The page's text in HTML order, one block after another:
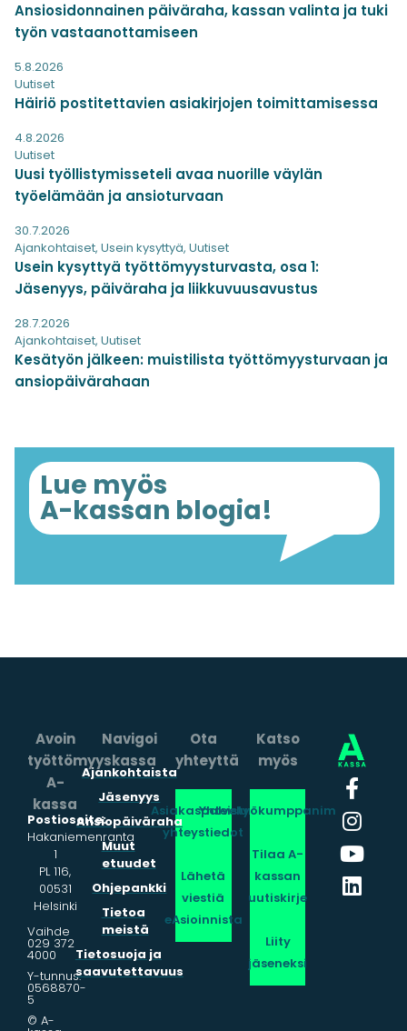
Ansiosidonnainen päiväraha, kassan valinta ja tuki
työn vastaanottamiseen
5.8.2026
Uutiset
Häiriö postitettavien asiakirjojen toimittamisessa
4.8.2026
Uutiset
Uusi työllistymisseteli avaa nuorille väylän
työelämään ja ansioturvaan
30.7.2026
Ajankohtaiset, Usein kysyttyä, Uutiset
Usein kysyttyä työttömyysturvasta, osa 1:
Jäsenyys, päiväraha ja liikkuvuusavustus
28.7.2026
Ajankohtaiset, Uutiset
Kesätyön jälkeen: muistilista työttömyysturvaan ja
ansiopäivärahaan
Lue myös
A-kassan blogia!
Avoin
työttömyyskassa
A-
kassa
Postiosoite:
Hakaniemenranta
1
PL 116,
00531
Helsinki
Vaihde
029 372
4000
Y-tunnus:
0568870-
5
© A-
Ota
yhteyttä
Asiakaspalvelun
yhteystiedot
Lähetä
viestiä
eAsioinnista
Navigoi
Ajankohtaista
Jäsenyys
Ansiopäiväraha
Muut
etuudet
Ohjepankki
Tietoa
meistä
Tietosuoja ja
saavutettavuus
Katso
myös
Yhteistyökumppanimme
Tilaa A-
kassan
uutiskirje
Liity
jäseneksi